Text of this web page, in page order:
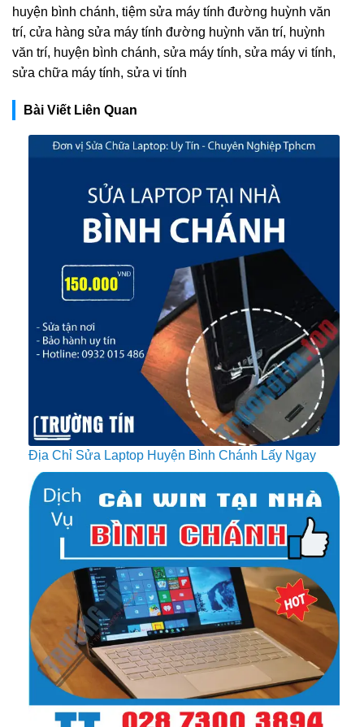
huyện bình chánh, tiệm sửa máy tính đường huỳnh văn
trí, cửa hàng sửa máy tính đường huỳnh văn trí, huỳnh
văn trí, huyện bình chánh, sửa máy tính, sửa máy vi tính,
sửa chữa máy tính, sửa vi tính
Bài Viết Liên Quan
Địa Chỉ Sửa Laptop Huyện Bình Chánh Lấy Ngay